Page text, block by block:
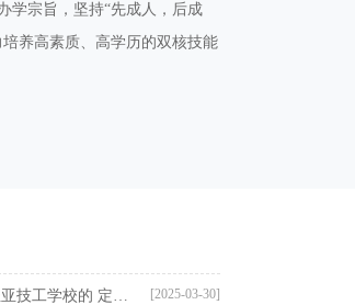
学宗旨，坚持“先成人，后成
养高素质、高学历的双核技能
[2025-03-30]